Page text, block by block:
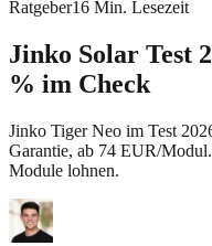
Ratgeber16 Min. Lesezeit
Jinko Solar Test
% im Check
Jinko Tiger Neo im Test
Garantie, ab 74 EUR/
Module lohnen.